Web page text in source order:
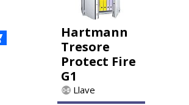
Hartmann
Tresore
Protect Fire
G1
Llave